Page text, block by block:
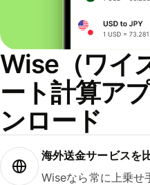
Wise（ワイ
ート計算ア
ンロード
海外送金サービスを
Wiseなら常に上乗せ